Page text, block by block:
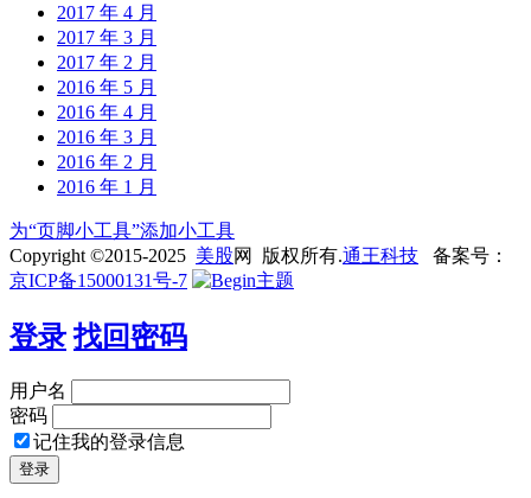
2017 年 4 月
2017 年 3 月
2017 年 2 月
2016 年 5 月
2016 年 4 月
2016 年 3 月
2016 年 2 月
2016 年 1 月
为“页脚小工具”添加小工具
Copyright ©2015-2025 美股网 版权所有.通王科技 备案号：
京ICP备15000131号-7
登录 找回密码
用户名
密码
记住我的登录信息